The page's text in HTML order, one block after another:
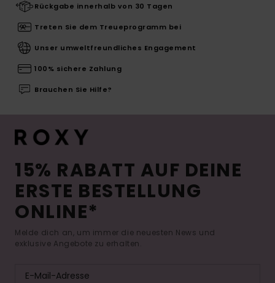
Rückgabe innerhalb von 30 Tagen
Treten Sie dem Treueprogramm bei
Unser umweltfreundliches Engagement
100% sichere Zahlung
Brauchen Sie Hilfe?
15% RABATT AUF DEINE
ERSTE BESTELLUNG
ONLINE*
Melde dich an, um immer die neuesten News und
exklusive Angebote zu erhalten.